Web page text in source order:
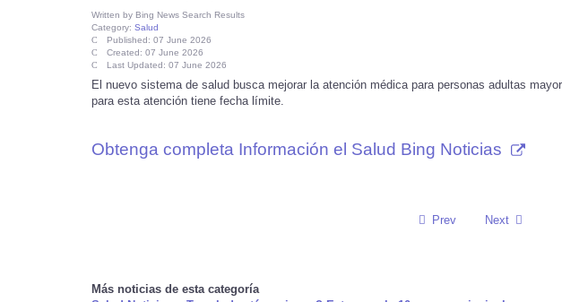
Written by Bing News Search Results
Category: Salud
Published: 07 June 2026
Created: 07 June 2026
Last Updated: 07 June 2026
El nuevo sistema de salud busca mejorar la atención médica para personas adultas
para esta atención tiene fecha límite.
Obtenga completa Información el Salud Bing Noticias
Prev Next
Más noticias de esta categoría